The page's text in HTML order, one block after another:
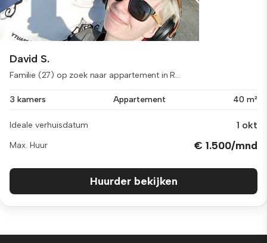
David S.
Familie (27) op zoek naar appartement in R...
3 kamers Appartement 40 m²
Ideale verhuisdatum 1 okt
Max. Huur € 1.500/mnd
Huurder bekijken